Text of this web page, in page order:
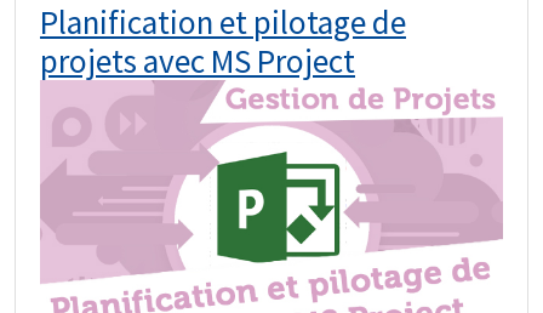
Planification et pilotage de
projets avec MS Project